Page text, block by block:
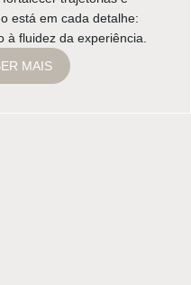
está em cada detalhe:
fluidez da experiência.
MAIS